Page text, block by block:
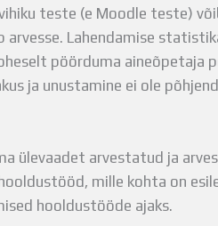
teste (e Moodle teste)
Lahendamise
pöörduma aineõpetaja
ja unustamine ei ole
ülevaadet arvestatud ja
mille kohta on
hooldustööde ajaks.